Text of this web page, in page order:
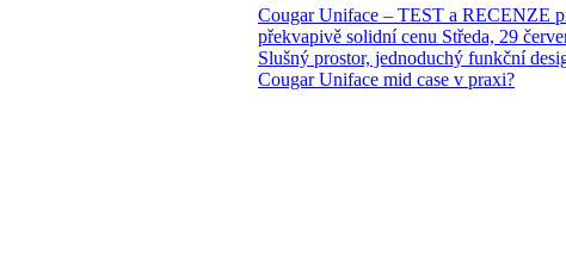
Cougar Uniface – TEST a RECENZE
překvapivě solidní cenu Středa, 29
Slušný prostor, jednoduchý funkční
Cougar Uniface mid case v praxi?